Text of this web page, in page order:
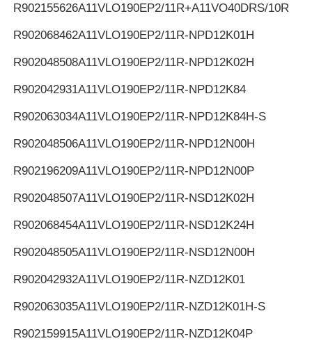
R902155626A11VLO190EP2/11R+A11VO40DRS/10R
R902068462A11VLO190EP2/11R-NPD12K01H
R902048508A11VLO190EP2/11R-NPD12K02H
R902042931A11VLO190EP2/11R-NPD12K84
R902063034A11VLO190EP2/11R-NPD12K84H-S
R902048506A11VLO190EP2/11R-NPD12N00H
R902196209A11VLO190EP2/11R-NPD12N00P
R902048507A11VLO190EP2/11R-NSD12K02H
R902068454A11VLO190EP2/11R-NSD12K24H
R902048505A11VLO190EP2/11R-NSD12N00H
R902042932A11VLO190EP2/11R-NZD12K01
R902063035A11VLO190EP2/11R-NZD12K01H-S
R902159915A11VLO190EP2/11R-NZD12K04P